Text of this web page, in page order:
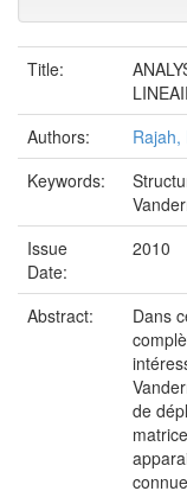
Title:
Authors:
Rajah,
Keywords:
Issue
Date:
2010
Abstract:
Dans
de